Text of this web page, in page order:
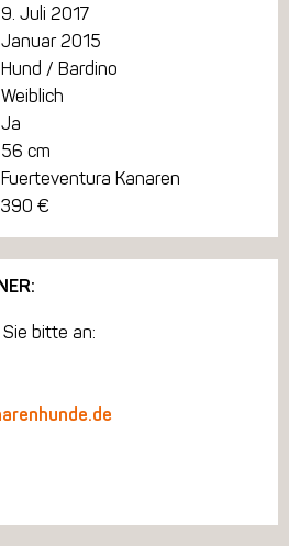
9. Juli 2017
Januar 2015
Hund / Bardino
Weiblich
Ja
56 cm
Fuerteventura Kanaren
390 €
bitte an: